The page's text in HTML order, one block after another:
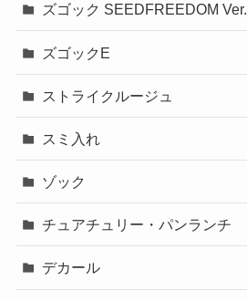
ズゴック SEEDFREEDOM Ver.
ズゴックE
ストライクルージュ
スミ入れ
ゾック
チュアチュリー・パンランチ
デカール